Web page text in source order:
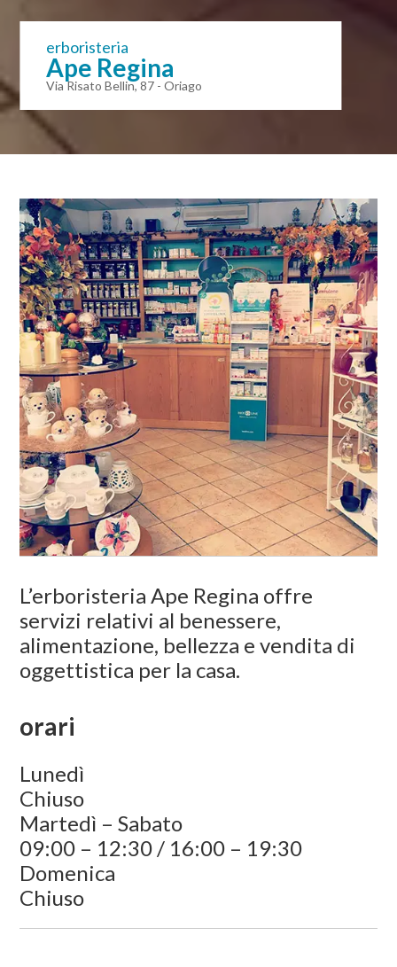
erboristeria
Ape Regina
Via Risato Bellin, 87 - Oriago
L’erboristeria Ape Regina offre
servizi relativi al benessere,
alimentazione, bellezza e vendita di
oggettistica per la casa.
orari
Lunedì
Chiuso
Martedì – Sabato
09:00 – 12:30 / 16:00 – 19:30
Domenica
Chiuso